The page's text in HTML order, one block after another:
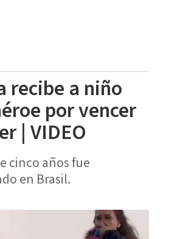
recibe a niño
por vencer
| VIDEO
cinco años fue
en Brasil.